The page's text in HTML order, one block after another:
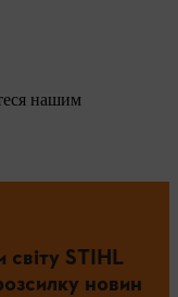
нашим
STIHL
новин